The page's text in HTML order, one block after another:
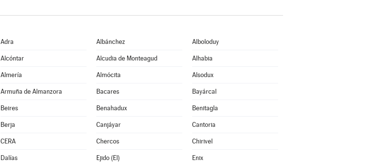
Adra Albánchez Alboloduy
Alcóntar Alcudia de Monteagud Alhabia
Almería Almócita Alsodux
Armuña de Almanzora Bacares Bayárcal
Beires Benahadux Benitagla
Berja Canjáyar Cantoria
CERA Chercos Chirivel
Dalías Ejido (El) Enix